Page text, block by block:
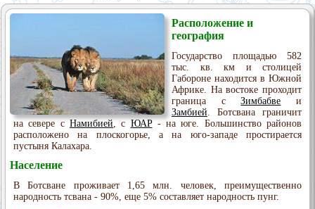
Расположение и
география
Государство площадью 582
тыс. кв. км и столицей
Габороне находится в Южной
Африке. На востоке проходит
граница сЗимбабве и
Замбией. Ботсвана граничит
на севере с Намибией, с ЮАР- на юге. Большинство районов
расположено на плоскогорье, а на юго-западе простирается
пустыня Калахара.
Население
В Ботсване проживает 1,65 млн. человек, преимущественно
народность тсвана - 90%, еще 5% составляет народность пунг.